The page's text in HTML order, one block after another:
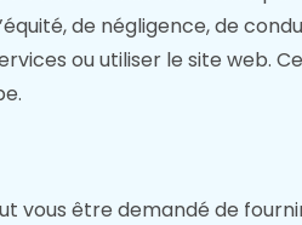
de négligence, de
ou utiliser le site web.
vous être demandé de